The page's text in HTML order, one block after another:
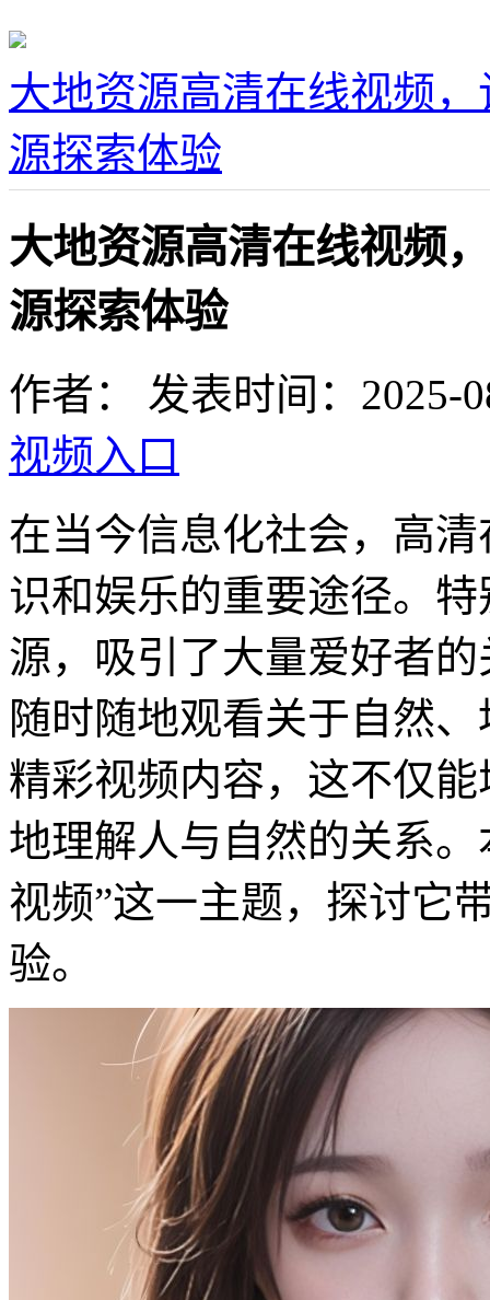
大地资源高清在线视频
源探索体验
大地资源高清在线视频
源探索体验
作者：
发表时间：2025-
视频入口
在当今信息化社会，高
识和娱乐的重要途径。
源，吸引了大量爱好者
随时随地观看关于自然
精彩视频内容，这不仅
地理解人与自然的关系
视频”这一主题，探讨它
验。